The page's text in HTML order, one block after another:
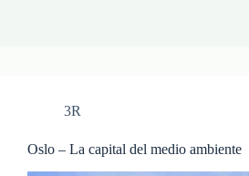
3R
Oslo – La capital del medio ambiente